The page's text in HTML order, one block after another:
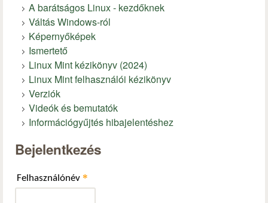
A barátságos Linux - kezdőknek
Váltás Windows-ról
Képernyőképek
Ismertető
Linux Mint kézikönyv (2024)
Linux Mint felhasználói kézikönyv
Verziók
Videók és bemutatók
Információgyűjtés hibajelentéshez
Bejelentkezés
Felhasználónév *